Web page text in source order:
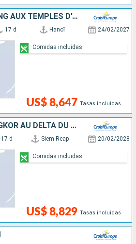
DU DELTA DU MÉKONG AUX TEMPLES D'ANGKOR, LES VILLES IMPÉRIALES, HANOÏ ET LA BAIE D'ALONG (FORMULE PORT/PORT)
17 d Hanoï 24/02/2027
US$ 8,647 Tasas incluidas
Comidas incluidas
DES TEMPLES D'ANGKOR AU DELTA DU MÉKONG, LES VILLES IMPÉRIALES, HANOÏ ET LA BAIE D'ALONG
17 d Siem Reap 20/02/2028
US$ 8,829 Tasas incluidas
Comidas incluidas